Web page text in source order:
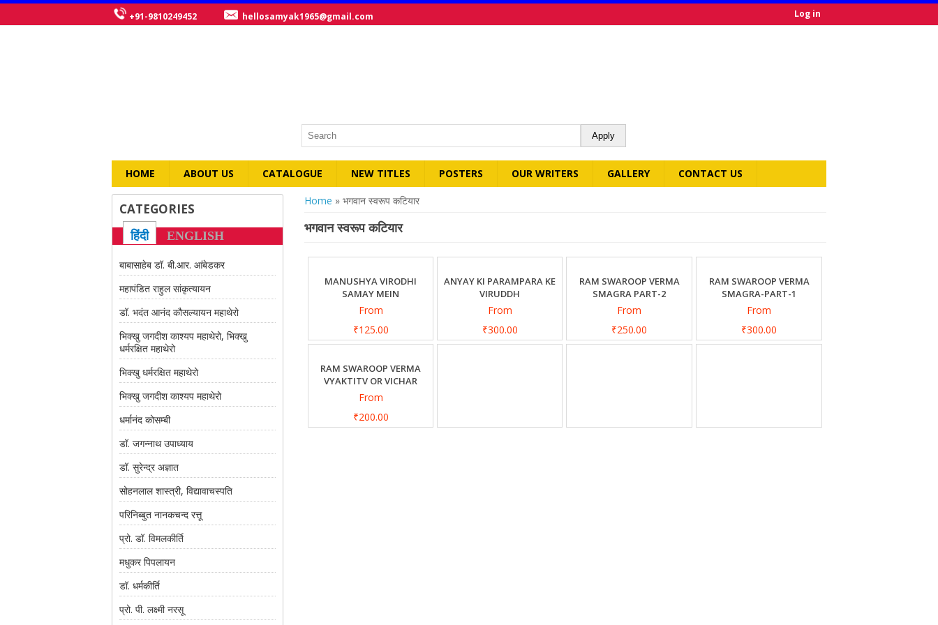
+91-9810249452 hellosamyak1965@gmail.com Log in
HOME ABOUT US CATALOGUE NEW TITLES POSTERS OUR WRITERS GALLERY CONTACT US
You are here
Home » भगवान स्वरूप कटियार
भगवान स्वरूप कटियार
MANUSHYA VIRODHI
SAMAY MEIN
From
₹125.00
ANYAY KI PARAMPARA KE
VIRUDDH
From
₹300.00
RAM SWAROOP VERMA
SMAGRA PART-2
From
₹250.00
RAM SWAROOP VERMA
SMAGRA-PART-1
From
₹300.00
RAM SWAROOP VERMA
VYAKTITV OR VICHAR
From
₹200.00
CATEGORIES
हिंदी ENGLISH
बाबासाहेब डॉ. बी.आर. आंबेडकर
महापंडित राहुल सांकृत्यायन
डॉ. भदंत आनंद कौसल्यायन महाथेरो
भिक्खु जगदीश काश्यप महाथेरो, भिक्खु
धर्मरक्षित महाथेरो
भिक्खु धर्मरक्षित महाथेरो
भिक्खु जगदीश काश्यप महाथेरो
धर्मानंद कोसम्बी
डॉ. जगन्नाथ उपाध्याय
डॉ. सुरेन्द्र अज्ञात
सोहनलाल शास्त्री, विद्यावाचस्पति
परिनिब्बुत नानकचन्द रत्तू
प्रो. डॉ. विमलकीर्ति
मधुकर पिपलायन
डॉ. धर्मकीर्ति
प्रो. पी. लक्ष्मी नरसू